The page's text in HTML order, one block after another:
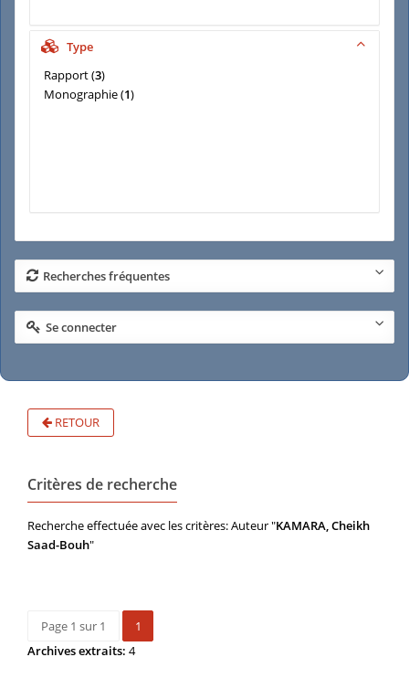
Type
Rapport(3)
Monographie(1)
Recherches fréquentes
Se connecter
RETOUR
Critères de recherche
Recherche effectuée avec les critères: Auteur "KAMARA, Cheikh
Saad-Bouh"
Page 1 sur 1
1
Archives extraits: 4